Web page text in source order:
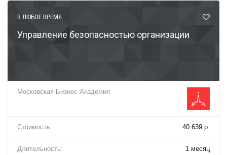
В ЛЮБОЕ ВРЕМЯ
Управление безопасностью организации
Московская Бизнес Академия
Стоимость: 40 639 р.
Длительность: 1 месяц